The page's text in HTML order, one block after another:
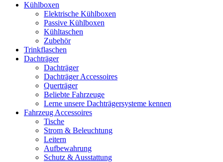
Kühlboxen
Elektrische Kühlboxen
Passive Kühlboxen
Kühltaschen
Zubehör
Trinkflaschen
Dachträger
Dachträger
Dachträger Accessoires
Querträger
Beliebte Fahrzeuge
Lerne unsere Dachträgersysteme kennen
Fahrzeug Accessoires
Tische
Strom & Beleuchtung
Leitern
Aufbewahrung
Schutz & Ausstattung